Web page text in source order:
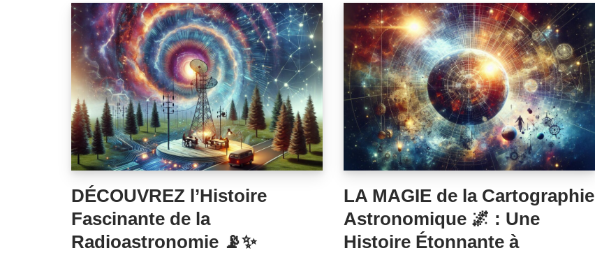
DÉCOUVREZ l’Histoire
Fascinante de la
Radioastronomie 📡✨
LA MAGIE de la Cartographie
Astronomique 🌌 : Une
Histoire Étonnante à